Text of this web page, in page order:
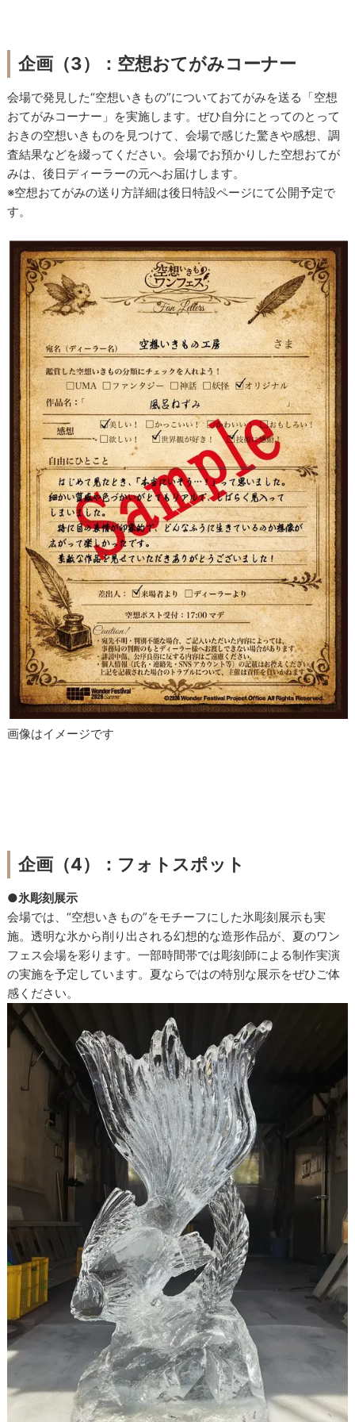
企画（3）：空想おてがみコーナー
会場で発見した“空想いきもの”についておてがみを送る「空想
おてがみコーナー」を実施します。ぜひ自分にとってのとって
おきの空想いきものを見つけて、会場で感じた驚きや感想、調
査結果などを綴ってください。会場でお預かりした空想おてが
みは、後日ディーラーの元へお届けします。
※空想おてがみの送り方詳細は後日特設ページにて公開予定で
す。
画像はイメージです
企画（4）：フォトスポット
●氷彫刻展示
会場では、“空想いきもの”をモチーフにした氷彫刻展示も実
施。透明な氷から削り出される幻想的な造形作品が、夏のワン
フェス会場を彩ります。一部時間帯では彫刻師による制作実演
の実施を予定しています。夏ならではの特別な展示をぜひご体
感ください。